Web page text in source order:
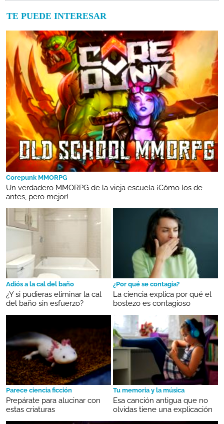
TE PUEDE INTERESAR
Corepunk MMORPG
Un verdadero MMORPG de la vieja escuela ¡Cómo los de
antes, pero mejor!
Adiós a la cal del baño
¿Y si pudieras eliminar la cal
del baño sin esfuerzo?
¿Por qué se contagia?
La ciencia explica por qué el
bostezo es contagioso
Parece ciencia ficción
Prepárate para alucinar con
estas criaturas
Tu memoria y la música
Esa canción antigua que no
olvidas tiene una explicación